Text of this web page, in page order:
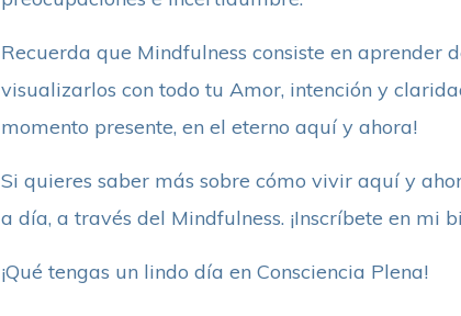
Recuerda que Mindfulness consiste en aprender
visualizarlos con todo tu Amor, intención y
momento presente, en el eterno aquí y ahora!
Si quieres saber más sobre cómo vivir aquí y
a día, a través del Mindfulness. ¡Inscríbete en mi
¡Qué tengas un lindo día en Consciencia Plena!